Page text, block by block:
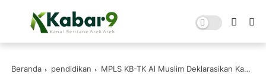
Beranda pendidikan MPLS KB-TK Al Muslim Deklarasikan Kasih Sayang